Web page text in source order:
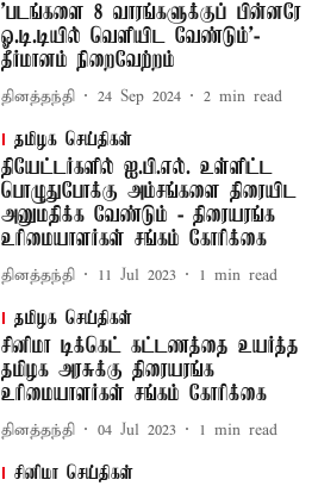
'படங்களை 8 வாரங்களுக்குப் பின்னரே
ஓ.டி.டியில் வெளியிட வேண்டும்'-
தீர்மானம் நிறைவேற்றம்
தினத்தந்தி 24 Sep 2024 2 min read
தமிழக செய்திகள்
தியேட்டர்களில் ஐ.பி.எல். உள்ளிட்ட
பொழுதுபோக்கு அம்சங்களை திரையிட
அனுமதிக்க வேண்டும் - திரையரங்க
உரிமையாளர்கள் சங்கம் கோரிக்கை
தினத்தந்தி 11 Jul 2023 1 min read
தமிழக செய்திகள்
சினிமா டிக்கெட் கட்டணத்தை உயர்த்த
தமிழக அரசுக்கு திரையரங்க
உரிமையாளர்கள் சங்கம் கோரிக்கை
தினத்தந்தி 04 Jul 2023 1 min read
சினிமா செய்திகள்